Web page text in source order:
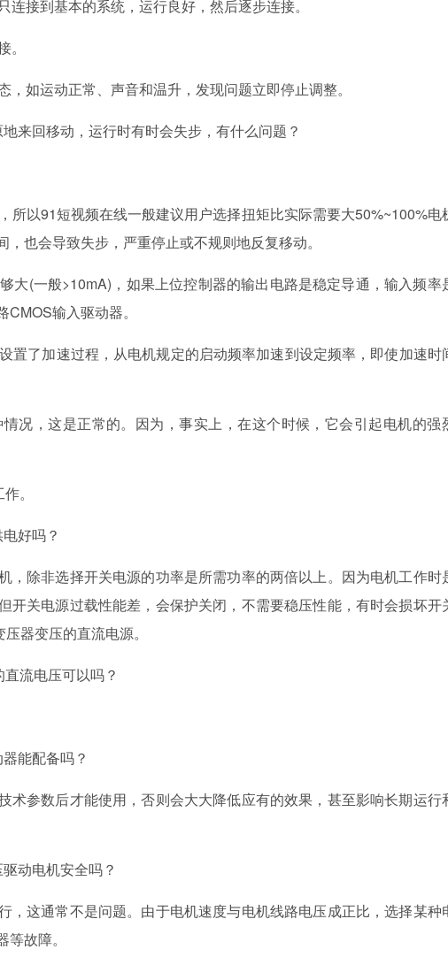
接到基本的系统，运行良好，然后逐步连接。
如运动正常、声音和温升，发现问题立即停止调整。
来回移动，运行时有时会失步，有什么问题？
所以91短视频在线一般建议用户选择扭矩比实际需要大50%~100%电
也会导致失步，严重停止或不规则地反复移动。
大(一般>10mA)，如果上位控制器的输出电路是稳定导通，输入频率
输入驱动器。
置了加速过程，从电机规定的启动频率加速到设定频率，即使加速时
况，这是正常的。因为，事实上，在这个时候，它会引起电机的强
。
好吗？
，除非选择开关电源的功率是所需功率的两倍以上。因为电机工作时
开关电源过载性能差，会保护关闭，不需要稳压性能，有时会损坏开
器变压的直流电源。
流电压可以吗？
能配备吗？
术参数后才能使用，否则会大大降低应有的效果，甚至影响长期运行
动电机安全吗？
，这通常不是问题。由于电机速度与电机线路电压成正比，选择某种
故障。